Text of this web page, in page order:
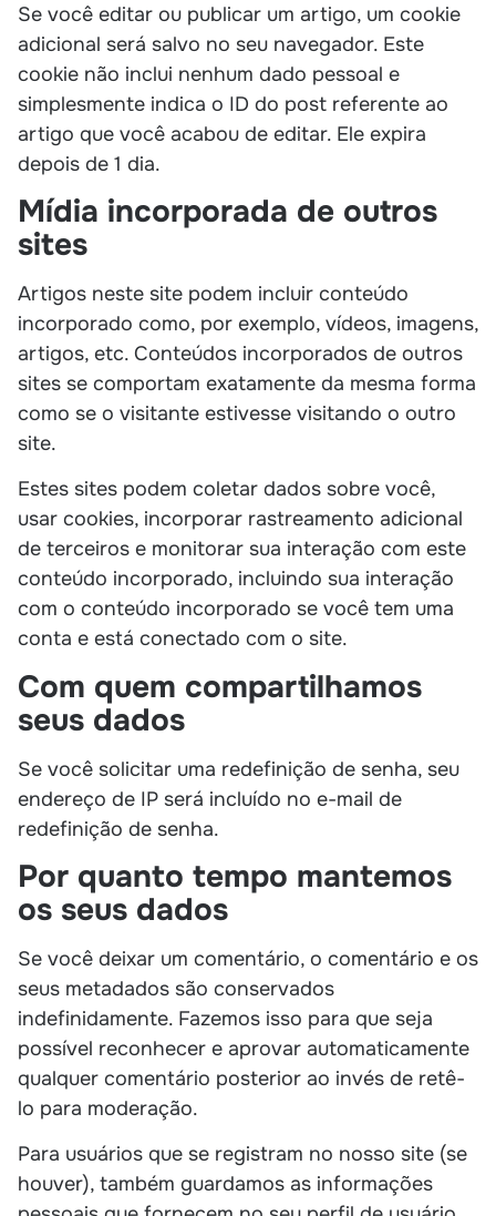
Se você editar ou publicar um artigo, um cookie
adicional será salvo no seu navegador. Este
cookie não inclui nenhum dado pessoal e
simplesmente indica o ID do post referente ao
artigo que você acabou de editar. Ele expira
depois de 1 dia.
Mídia incorporada de outros
sites
Artigos neste site podem incluir conteúdo
incorporado como, por exemplo, vídeos, imagens,
artigos, etc. Conteúdos incorporados de outros
sites se comportam exatamente da mesma forma
como se o visitante estivesse visitando o outro
site.
Estes sites podem coletar dados sobre você,
usar cookies, incorporar rastreamento adicional
de terceiros e monitorar sua interação com este
conteúdo incorporado, incluindo sua interação
com o conteúdo incorporado se você tem uma
conta e está conectado com o site.
Com quem compartilhamos
seus dados
Se você solicitar uma redefinição de senha, seu
endereço de IP será incluído no e-mail de
redefinição de senha.
Por quanto tempo mantemos
os seus dados
Se você deixar um comentário, o comentário e os
seus metadados são conservados
indefinidamente. Fazemos isso para que seja
possível reconhecer e aprovar automaticamente
qualquer comentário posterior ao invés de retê-
lo para moderação.
Para usuários que se registram no nosso site (se
houver), também guardamos as informações